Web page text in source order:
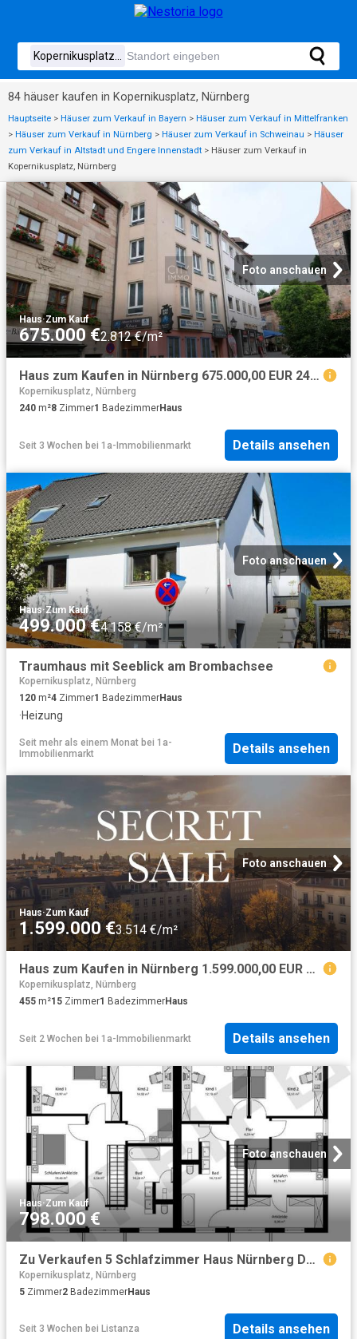
84 häuser kaufen in Kopernikusplatz, Nürnberg
Hauptseite > Häuser zum Verkauf in Bayern > Häuser zum Verkauf in Mittelfranken
> Häuser zum Verkauf in Nürnberg > Häuser zum Verkauf in Schweinau > Häuser
zum Verkauf in Altstadt und Engere Innenstadt > Häuser zum Verkauf in
Kopernikusplatz, Nürnberg
Foto anschauen
Haus·Zum Kauf
675.000 €2.812 €/m²
Haus zum Kaufen in Nürnberg 675.000,00 EUR 240 m²
Kopernikusplatz, Nürnberg
240 m²8 Zimmer1 BadezimmerHaus
Seit 3 Wochen bei 1a-Immobilienmarkt Details ansehen
Foto anschauen
Haus·Zum Kauf
499.000 €4.158 €/m²
Traumhaus mit Seeblick am Brombachsee
Kopernikusplatz, Nürnberg
120 m²4 Zimmer1 BadezimmerHaus
·Heizung
Seit mehr als einem Monat bei 1a-
Immobilienmarkt
Details ansehen
Foto anschauen
Haus·Zum Kauf
1.599.000 €3.514 €/m²
Haus zum Kaufen in Nürnberg 1.599.000,00 EUR 455 m²
Kopernikusplatz, Nürnberg
455 m²15 Zimmer1 BadezimmerHaus
Seit 2 Wochen bei 1a-Immobilienmarkt Details ansehen
Foto anschauen
Haus·Zum Kauf
798.000 €
Zu Verkaufen 5 Schlafzimmer Haus Nürnberg Deutschland DS78819350
Kopernikusplatz, Nürnberg
5 Zimmer2 BadezimmerHaus
Seit 3 Wochen bei Listanza Details ansehen